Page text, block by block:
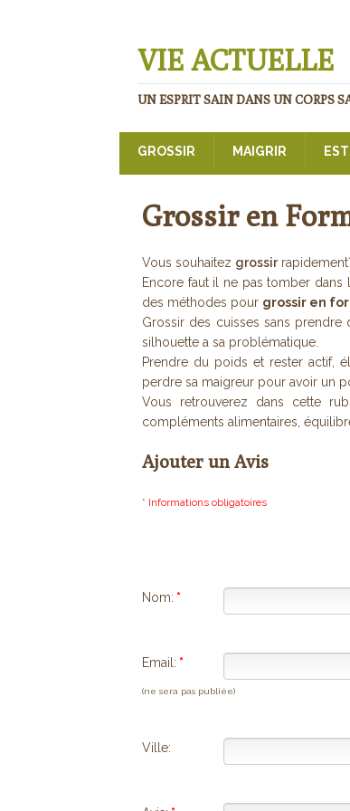
VIE ACTUELLE
UN ESPRIT SAIN DANS UN CORPS
GROSSIR MAIGRIR
Grossir en
Vous souhaitez grossir
Encore faut il ne pas tomber dans
des méthodes pour grossir en
Grossir des cuisses sans
silhouette a sa problématique.
Prendre du poids et rester actif,
perdre sa maigreur pour avoir un
Vous retrouverez dans cette
compléments alimentaires,
Ajouter un Avis
* Informations obligatoires
Nom: *
Email: *
(ne sera pas publiée)
Ville: